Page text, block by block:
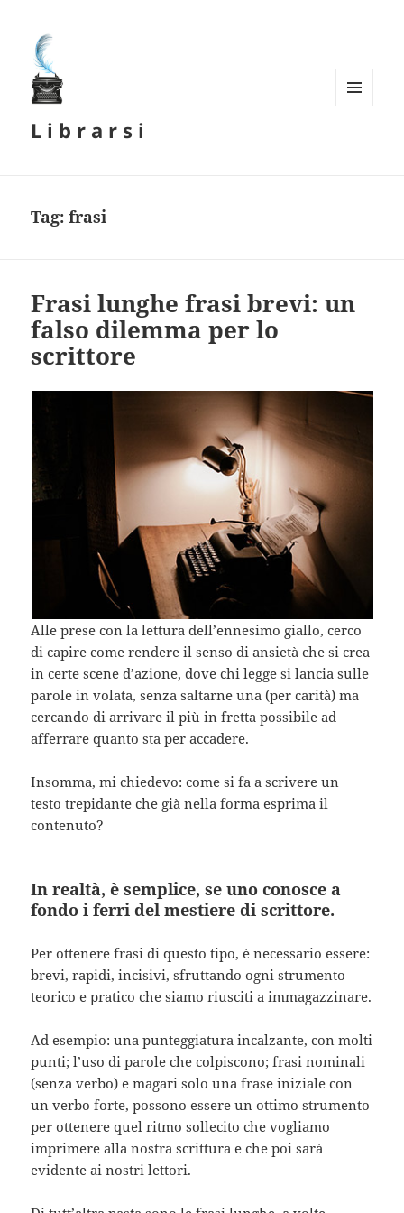
L i b r a r s i
Tag:frasi
Frasi lunghe frasi brevi: un
falso dilemma per lo
scrittore
Alle prese con la lettura dell’ennesimo giallo, cerco
di capire come rendere il senso di ansietà che si crea
in certe scene d’azione, dove chi legge si lancia sulle
parole in volata, senza saltarne una (per carità) ma
cercando di arrivare il più in fretta possibile ad
afferrare quanto sta per accadere.
Insomma, mi chiedevo: come si fa a scrivere un
testo trepidante che già nella forma esprima il
contenuto?
In realtà, è semplice, se uno conosce a
fondo i ferri del mestiere di scrittore.
Per ottenere frasi di questo tipo, è necessario essere:
brevi, rapidi, incisivi, sfruttando ogni strumento
teorico e pratico che siamo riusciti a immagazzinare.
Ad esempio: una punteggiatura incalzante, con molti
punti; l’uso di parole che colpiscono; frasi nominali
(senza verbo) e magari solo una frase iniziale con
un verbo forte, possono essere un ottimo strumento
per ottenere quel ritmo sollecito che vogliamo
imprimere alla nostra scrittura e che poi sarà
evidente ai nostri lettori.